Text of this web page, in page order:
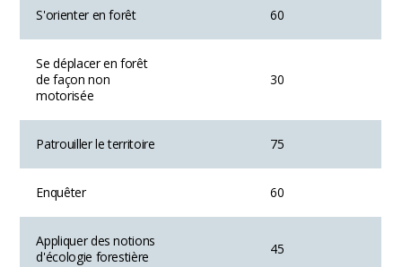
S'orienter en forêt 60
Se déplacer en forêt
de façon non
motorisée
30
Patrouiller le territoire 75
Enquêter 60
Appliquer des notions
d'écologie forestière
45